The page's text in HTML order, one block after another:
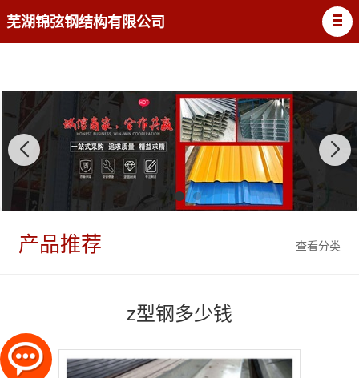
芜湖锦弦钢结构有限公司
查看分类
产品推荐
z型钢多少钱